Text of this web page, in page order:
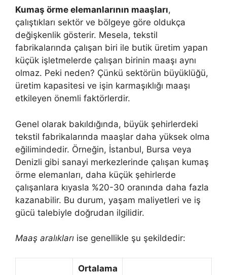
Kumaş örme elemanlarının maaşları,
çalıştıkları sektör ve bölgeye göre oldukça
değişkenlik gösterir. Mesela, tekstil
fabrikalarında çalışan biri ile butik üretim yapan
küçük işletmelerde çalışan birinin maaşı aynı
olmaz. Peki neden? Çünkü sektörün büyüklüğü,
üretim kapasitesi ve işin karmaşıklığı maaşı
etkileyen önemli faktörlerdir.
Genel olarak bakıldığında, büyük şehirlerdeki
tekstil fabrikalarında maaşlar daha yüksek olma
eğilimindedir. Örneğin, İstanbul, Bursa veya
Denizli gibi sanayi merkezlerinde çalışan kumaş
örme elemanları, daha küçük şehirlerde
çalışanlara kıyasla %20-30 oranında daha fazla
kazanabilir. Bu durum, yaşam maliyetleri ve iş
gücü talebiyle doğrudan ilgilidir.
Maaş aralıkları ise genellikle şu şekildedir:
Ortalama